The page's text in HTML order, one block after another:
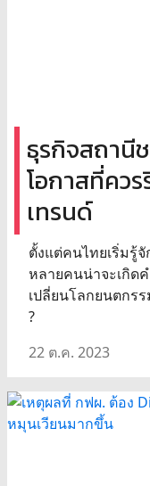
ธุรกิจสถานี
โอกาสที่คว
เทรนด์
ตั้งแต่คนไทยเริ่มรู้
หลายคนน่าจะเกิดค
เปลี่ยนโลกยนตกร
?
22 ต.ค. 2023